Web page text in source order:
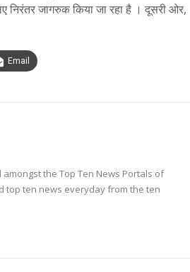
निरंतर जागरुक किया जा रहा है । दूसरी ओर,
Email
the Top Ten News Portals of
top ten news everyday from the ten